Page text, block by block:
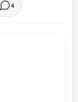
4